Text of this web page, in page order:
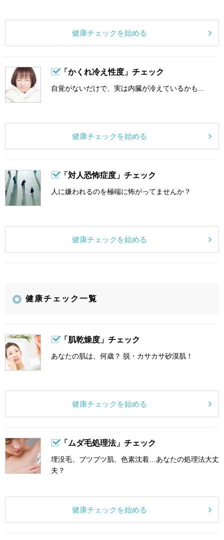
健康チェックを始める
「かくれ冷え性度」チェック
自覚がないだけで、実は内臓が冷えているかも...
健康チェックを始める
「対人恐怖症度」チェック
人に嫌われるのを極端に怖がってませんか？
健康チェックを始める
健康チェック一覧
「肌乾燥度」チェック
あなたの肌は、何歳？ 脱・カサカサ砂漠肌！
健康チェックを始める
「ムダ毛処理法」チェック
埋没毛、ブツブツ肌、色素沈着…あなたの処理法大丈
夫？
健康チェックを始める